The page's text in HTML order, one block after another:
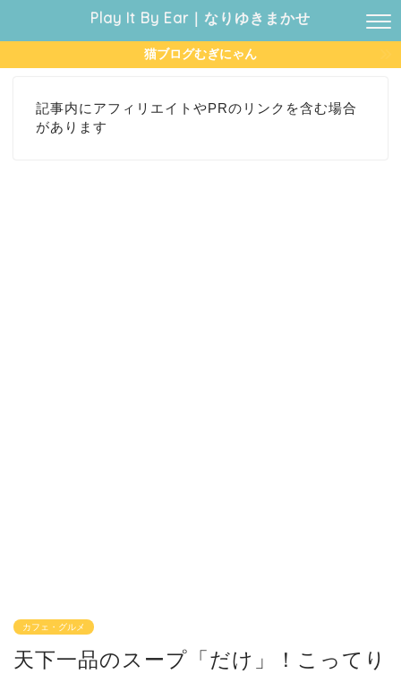
Play It By Ear｜なりゆきまかせ
猫ブログむぎにゃん
記事内にアフィリエイトやPRのリンクを含む場合
があります
カフェ・グルメ
天下一品のスープ「だけ」！こってり